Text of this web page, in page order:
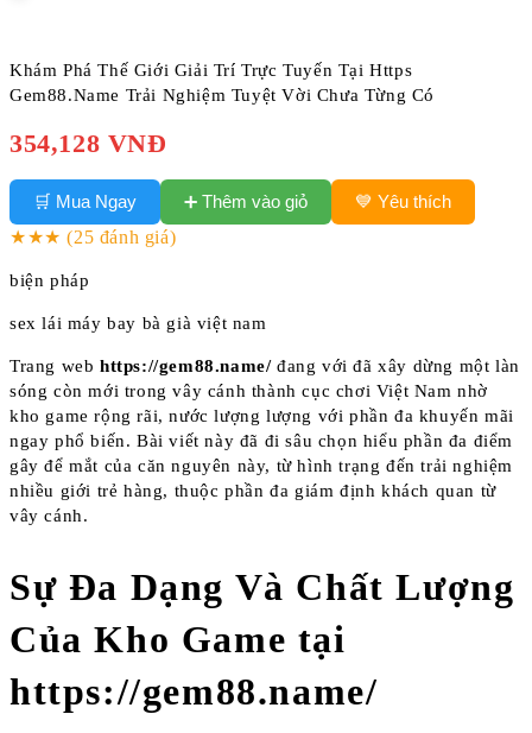
Khám Phá Thế Giới Giải Trí Trực Tuyến Tại Https
Gem88.Name Trải Nghiệm Tuyệt Vời Chưa Từng Có
354,128 VNĐ
🛒 Mua Ngay ➕ Thêm vào giỏ
💙 Yêu thích
★★★(25 đánh giá)
biện pháp
sex lái máy bay bà già việt nam
Trang web https://gem88.name/đang với đã xây dừng một làn
sóng còn mới trong vây cánh thành cục chơi Việt Nam nhờ
kho game rộng rãi, nước lượng lượng với phần đa khuyến mãi
ngay phổ biến. Bài viết này đã đi sâu chọn hiểu phần đa điểm
gây để mắt của căn nguyên này, từ hình trạng đến trải nghiệm
nhiều giới trẻ hàng, thuộc phần đa giám định khách quan từ
vây cánh.
Sự Đa Dạng Và Chất Lượng
Của Kho Game tại
https://gem88.name/